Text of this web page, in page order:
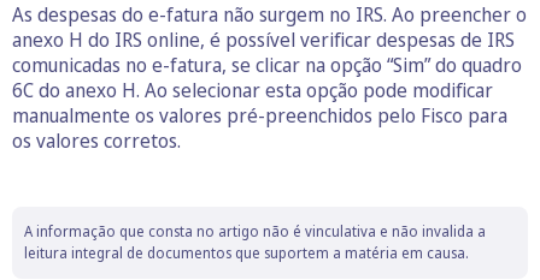
As despesas do e-fatura não surgem no IRS. Ao preencher o
anexo H do IRS online, é possível verificar despesas de IRS
comunicadas no e-fatura, se clicar na opção “Sim” do quadro
6C do anexo H. Ao selecionar esta opção pode modificar
manualmente os valores pré-preenchidos pelo Fisco para
os valores corretos.
A informação que consta no artigo não é vinculativa e não invalida a
leitura integral de documentos que suportem a matéria em causa.